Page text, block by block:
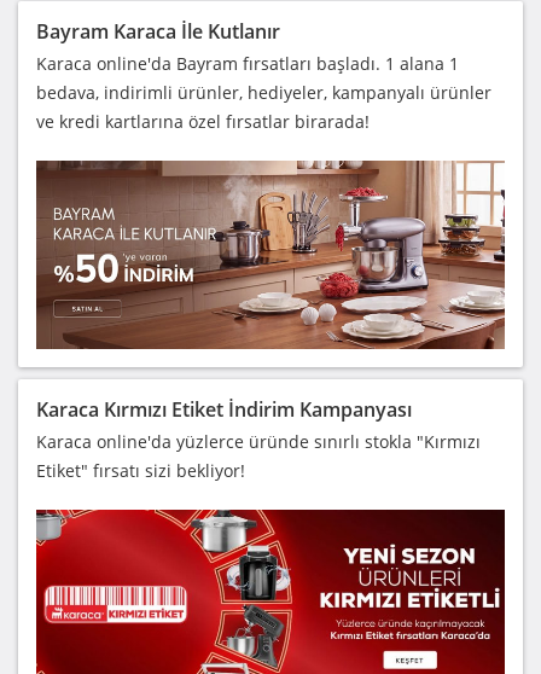
Bayram Karaca İle Kutlanır
Karaca online'da Bayram fırsatları başladı. 1 alana 1
bedava, indirimli ürünler, hediyeler, kampanyalı ürünler
ve kredi kartlarına özel fırsatlar birarada!
Karaca Kırmızı Etiket İndirim Kampanyası
Karaca online'da yüzlerce üründe sınırlı stokla "Kırmızı
Etiket" fırsatı sizi bekliyor!